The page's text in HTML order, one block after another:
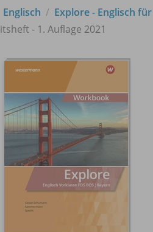
Englisch Explore - Englisch
- 1. Auflage 2021